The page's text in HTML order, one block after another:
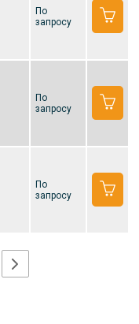
По
запросу
По
запросу
По
запросу